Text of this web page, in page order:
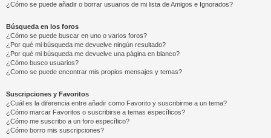
¿Cómo se puede añadir o borrar usuarios de mi lista de Amigos e Ignorados?
Búsqueda en los foros
¿Cómo se puede buscar en uno o varios foros?
¿Por qué mi búsqueda me devuelve ningún resultado?
¿Por qué mi búsqueda me devuelve una página en blanco?
¿Cómo busco usuarios?
¿Como se puede encontrar mis propios mensajes y temas?
Suscripciones y Favoritos
¿Cuál es la diferencia entre añadir como Favorito y suscribirme a un tema?
¿Cómo marcar Favoritos o suscribirse a temas específicos?
¿Cómo me suscribo a un foro específico?
¿Cómo borro mis suscripciones?